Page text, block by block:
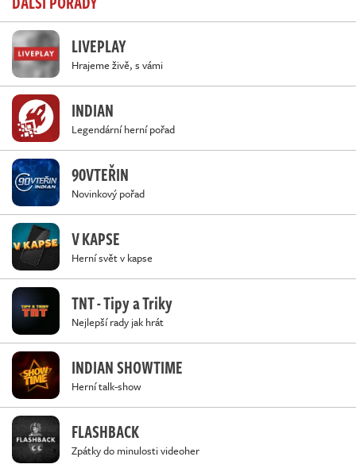
LIVEPLAY
Hrajeme živě, s vámi
INDIAN
Legendární herní pořad
90VTEŘIN
Novinkový pořad
V KAPSE
Herní svět v kapse
TNT - Tipy a Triky
Nejlepší rady jak hrát
INDIAN SHOWTIME
Herní talk-show
FLASHBACK
Zpátky do minulosti videoher